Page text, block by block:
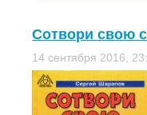
Сотвори свою
14 сентября 2016,